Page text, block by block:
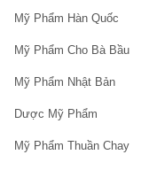
Mỹ Phẩm Hàn Quốc
Mỹ Phẩm Cho Bà Bầu
Mỹ Phẩm Nhật Bản
Dược Mỹ Phẩm
Mỹ Phẩm Thuần Chay